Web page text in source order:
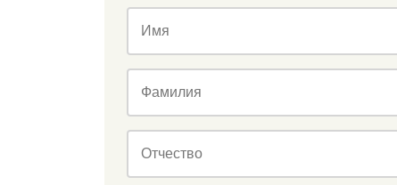
Имя
Фамилия
Отчество